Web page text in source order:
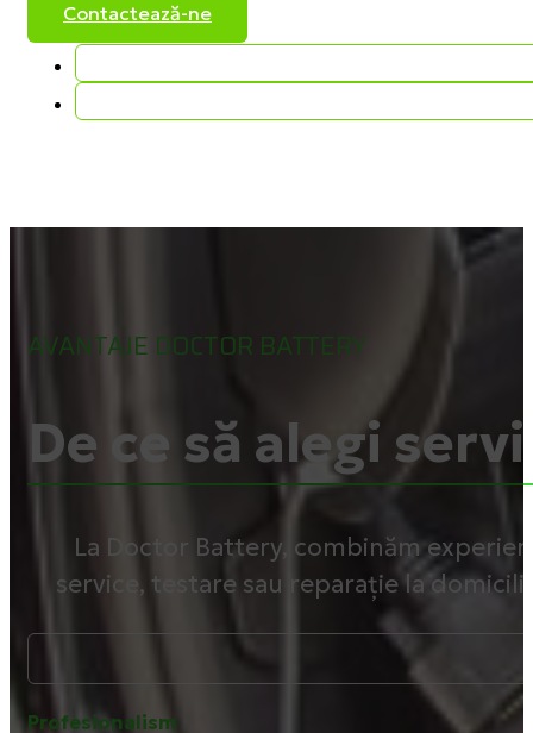
Contactează-ne
AVANTAJE DOCTOR BATTERY
De ce să alegi
La Doctor Battery, combinăm
service, testare sau reparație la
Profesionalism